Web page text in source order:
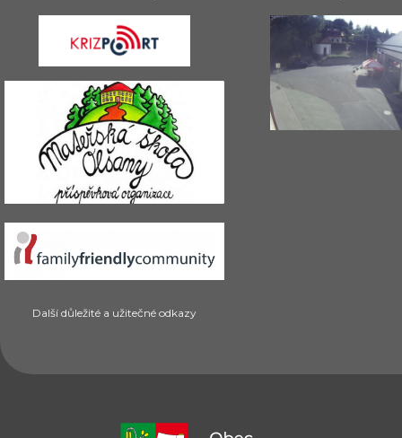
Další důležité a užitečné odkazy